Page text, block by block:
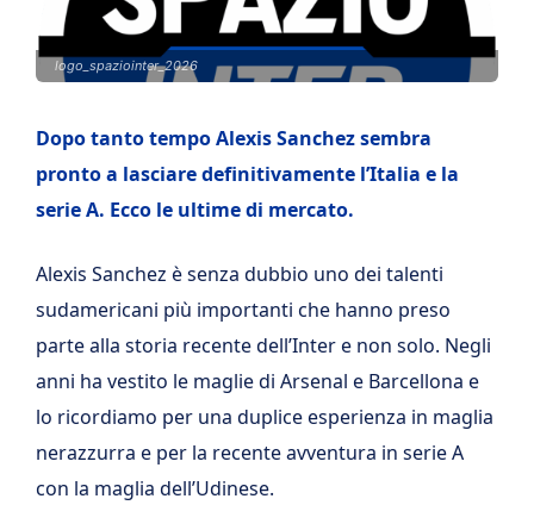
logo_spaziointer_2026
Dopo tanto tempo Alexis Sanchez sembra
pronto a lasciare definitivamente l’Italia e la
serie A. Ecco le ultime di mercato.
Alexis Sanchez è senza dubbio uno dei talenti
sudamericani più importanti che hanno preso
parte alla storia recente dell’Inter e non solo. Negli
anni ha vestito le maglie di Arsenal e Barcellona e
lo ricordiamo per una duplice esperienza in maglia
nerazzurra e per la recente avventura in serie A
con la maglia dell’Udinese.